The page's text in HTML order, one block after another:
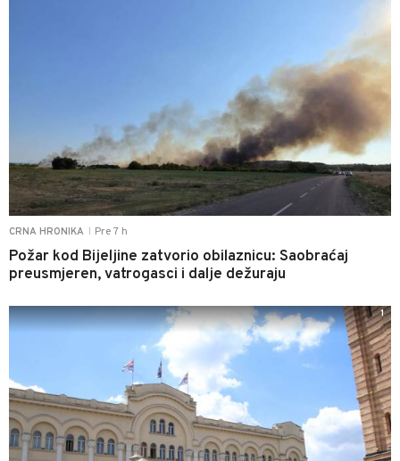
CRNA HRONIKA Pre 7 h
Požar kod Bijeljine zatvorio obilaznicu: Saobraćaj
preusmjeren, vatrogasci i dalje dežuraju
1